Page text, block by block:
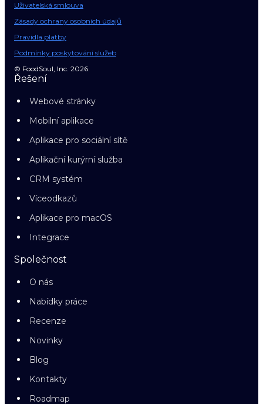
Uživatelská smlouva
Zásady ochrany osobních údajů
Pravidla platby
Podmínky poskytování služeb
© FoodSoul, Inc. 2026.
Řešení
Webové stránky
Mobilní aplikace
Aplikace pro sociální sítě
Aplikační kurýrní služba
CRM systém
Víceodkazů
Aplikace pro macOS
Integrace
Společnost
O nás
Nabídky práce
Recenze
Novinky
Blog
Kontakty
Roadmap